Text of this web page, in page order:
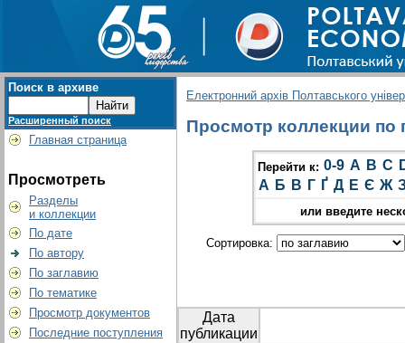
Поиск в архиве
Расширенный поиск
Главная страница
Просмотреть
Разделы
и коллекции
По дате
По автору
По заглавию
По тематике
Просмотр документов
Последние поступления
Електронний архів Полтавського
Просмотр коллекции по
Перейти к: 0-9 A B C
А Б В Г Ґ Д Е Є Ж
или введите
Сортировка:
Дата
публикации